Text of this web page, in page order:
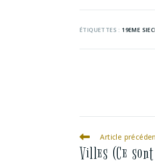
ÉTIQUETTES :19EME
Article
Villes (Ce